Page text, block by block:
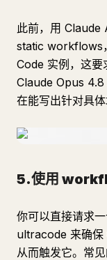
此前，用
static workflows
Code 实例，这要
Claude Opus
在能写出针对具
5.使用
你可以直接请求
ultracode 来确保
从而触发它。常见